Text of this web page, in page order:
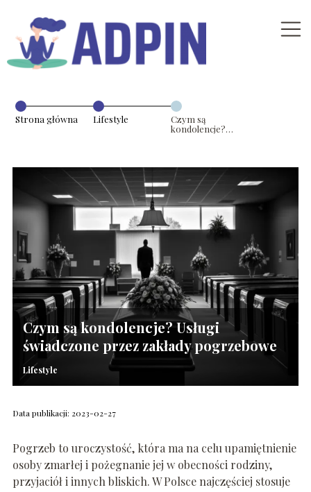
Strona główna Lifestyle
Czym są
kondolencje?
pogrzebowe
Czym są kondolencje? Usługi
świadczone przez zakłady pogrzebowe
Lifestyle
Data publikacji: 2023-02-27
Pogrzeb to uroczystość, która ma na celu upamiętnienie
osoby zmarłej i pożegnanie jej w obecności rodziny,
przyjaciół i innych bliskich. W Polsce najczęściej stosuje